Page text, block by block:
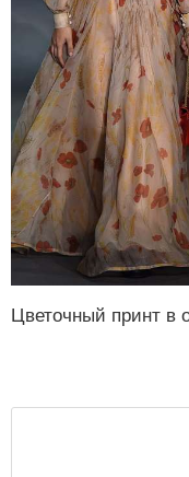
Цветочный принт в